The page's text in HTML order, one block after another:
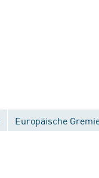
Europäische